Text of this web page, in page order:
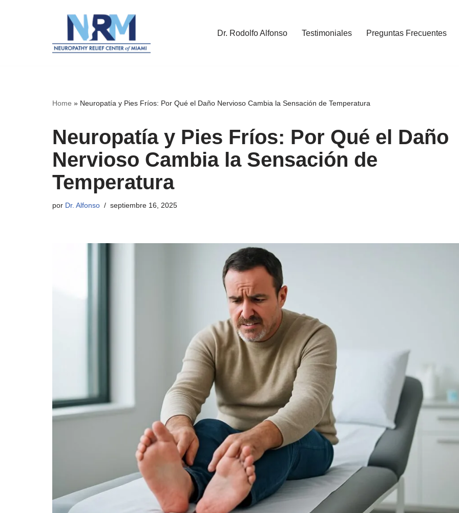
Dr. Rodolfo Alfonso Testimoniales Preguntas Frecuentes
Home » Neuropatía y Pies Fríos: Por Qué el Daño Nervioso Cambia la Sensación de Temperatura
Neuropatía y Pies Fríos: Por Qué el Daño
Nervioso Cambia la Sensación de
Temperatura
por Dr. Alfonso septiembre 16, 2025